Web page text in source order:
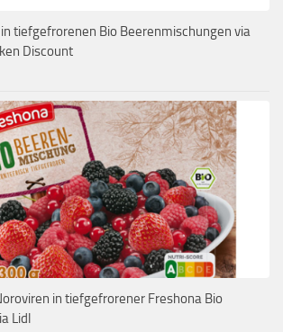
tiefgefrorenen Bio Beerenmischungen via
Discount
in tiefgefrorener Freshona Bio
Lidl